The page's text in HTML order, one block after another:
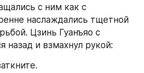
с ним как с
наслаждались тщетной
Цзинь Гуанъяо с
назад и взмахнул рукой: